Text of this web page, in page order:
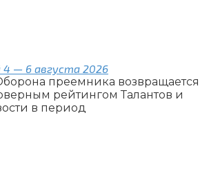
4 — 6 августа 2026
преемника возвращается
рейтингом Талантов и
в период